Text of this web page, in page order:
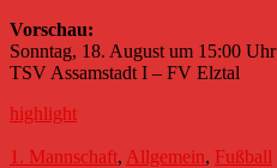
Vorschau:
Sonntag, 18. August um 15:00 Uhr
TSV Assamstadt I – FV Elztal
highlight
1. Mannschaft, Allgemein, Fußball